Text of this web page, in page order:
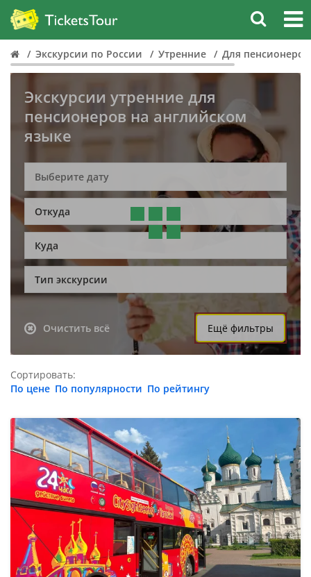
Экскурсии по России Утренние Для пенсионеров
Экскурсии утренние для
пенсионеров на английском
языке
Откуда
Куда
Тип экскурсии
Очистить всё Ещё фильтры
Сортировать:
По цене По популярности По рейтингу